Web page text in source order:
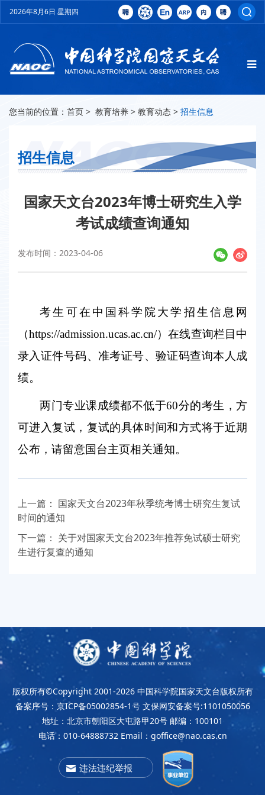
2026年8月6日 星期四
您当前的位置： 首页 > 教育培养 > 教育动态 > 招生信息
招生信息
国家天文台2023年博士研究生入学
考试成绩查询通知
发布时间：2023-04-06
考生可在中国科学院大学招生信息网
（https://admission.ucas.ac.cn/）在线查询栏目中
录入证件号码、准考证号、验证码查询本人成
绩。
两门专业课成绩都不低于60分的考生，方
可进入复试，复试的具体时间和方式将于近期
公布，请留意国台主页相关通知。
上一篇： 国家天文台2023年秋季统考博士研究生复试
时间的通知
下一篇： 关于对国家天文台2023年推荐免试硕士研究
生进行复查的通知
版权所有©Copyright 2001-2026 中国科学院国家天文台版权所有
备案序号：京ICP备05002854-1号 文保网安备案号:1101050056
地址：北京市朝阳区大屯路甲20号 邮编：100101
电话：010-64888732 Email：goffice@nao.cas.cn
违法违纪举报